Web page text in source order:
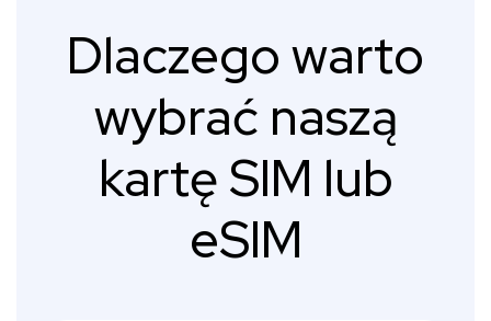
Dlaczego warto
wybrać naszą
kartę SIM lub
eSIM